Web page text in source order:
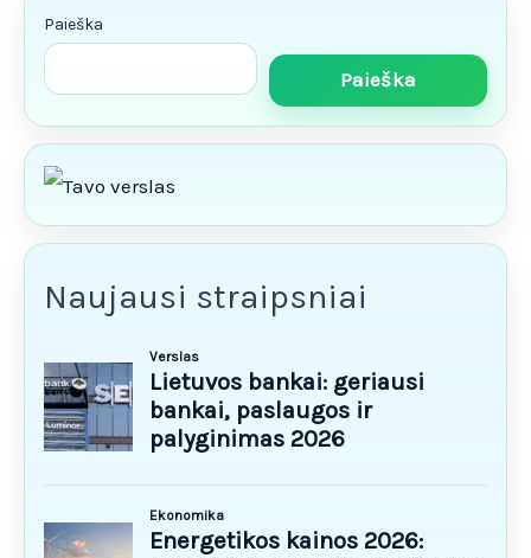
Paieška
Paieška
Naujausi straipsniai